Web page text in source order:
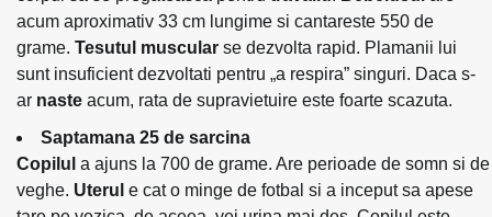
acum aproximativ 33 cm lungime si cantareste 550 de
grame. Tesutul muscular se dezvolta rapid. Plamanii lui
sunt insuficient dezvoltati pentru „a respira” singuri. Daca s-
ar naste acum, rata de supravietuire este foarte scazuta.
Saptamana 25 de sarcina
Copilul a ajuns la 700 de grame. Are perioade de somn si de
veghe. Uterul e cat o minge de fotbal si a inceput sa apese